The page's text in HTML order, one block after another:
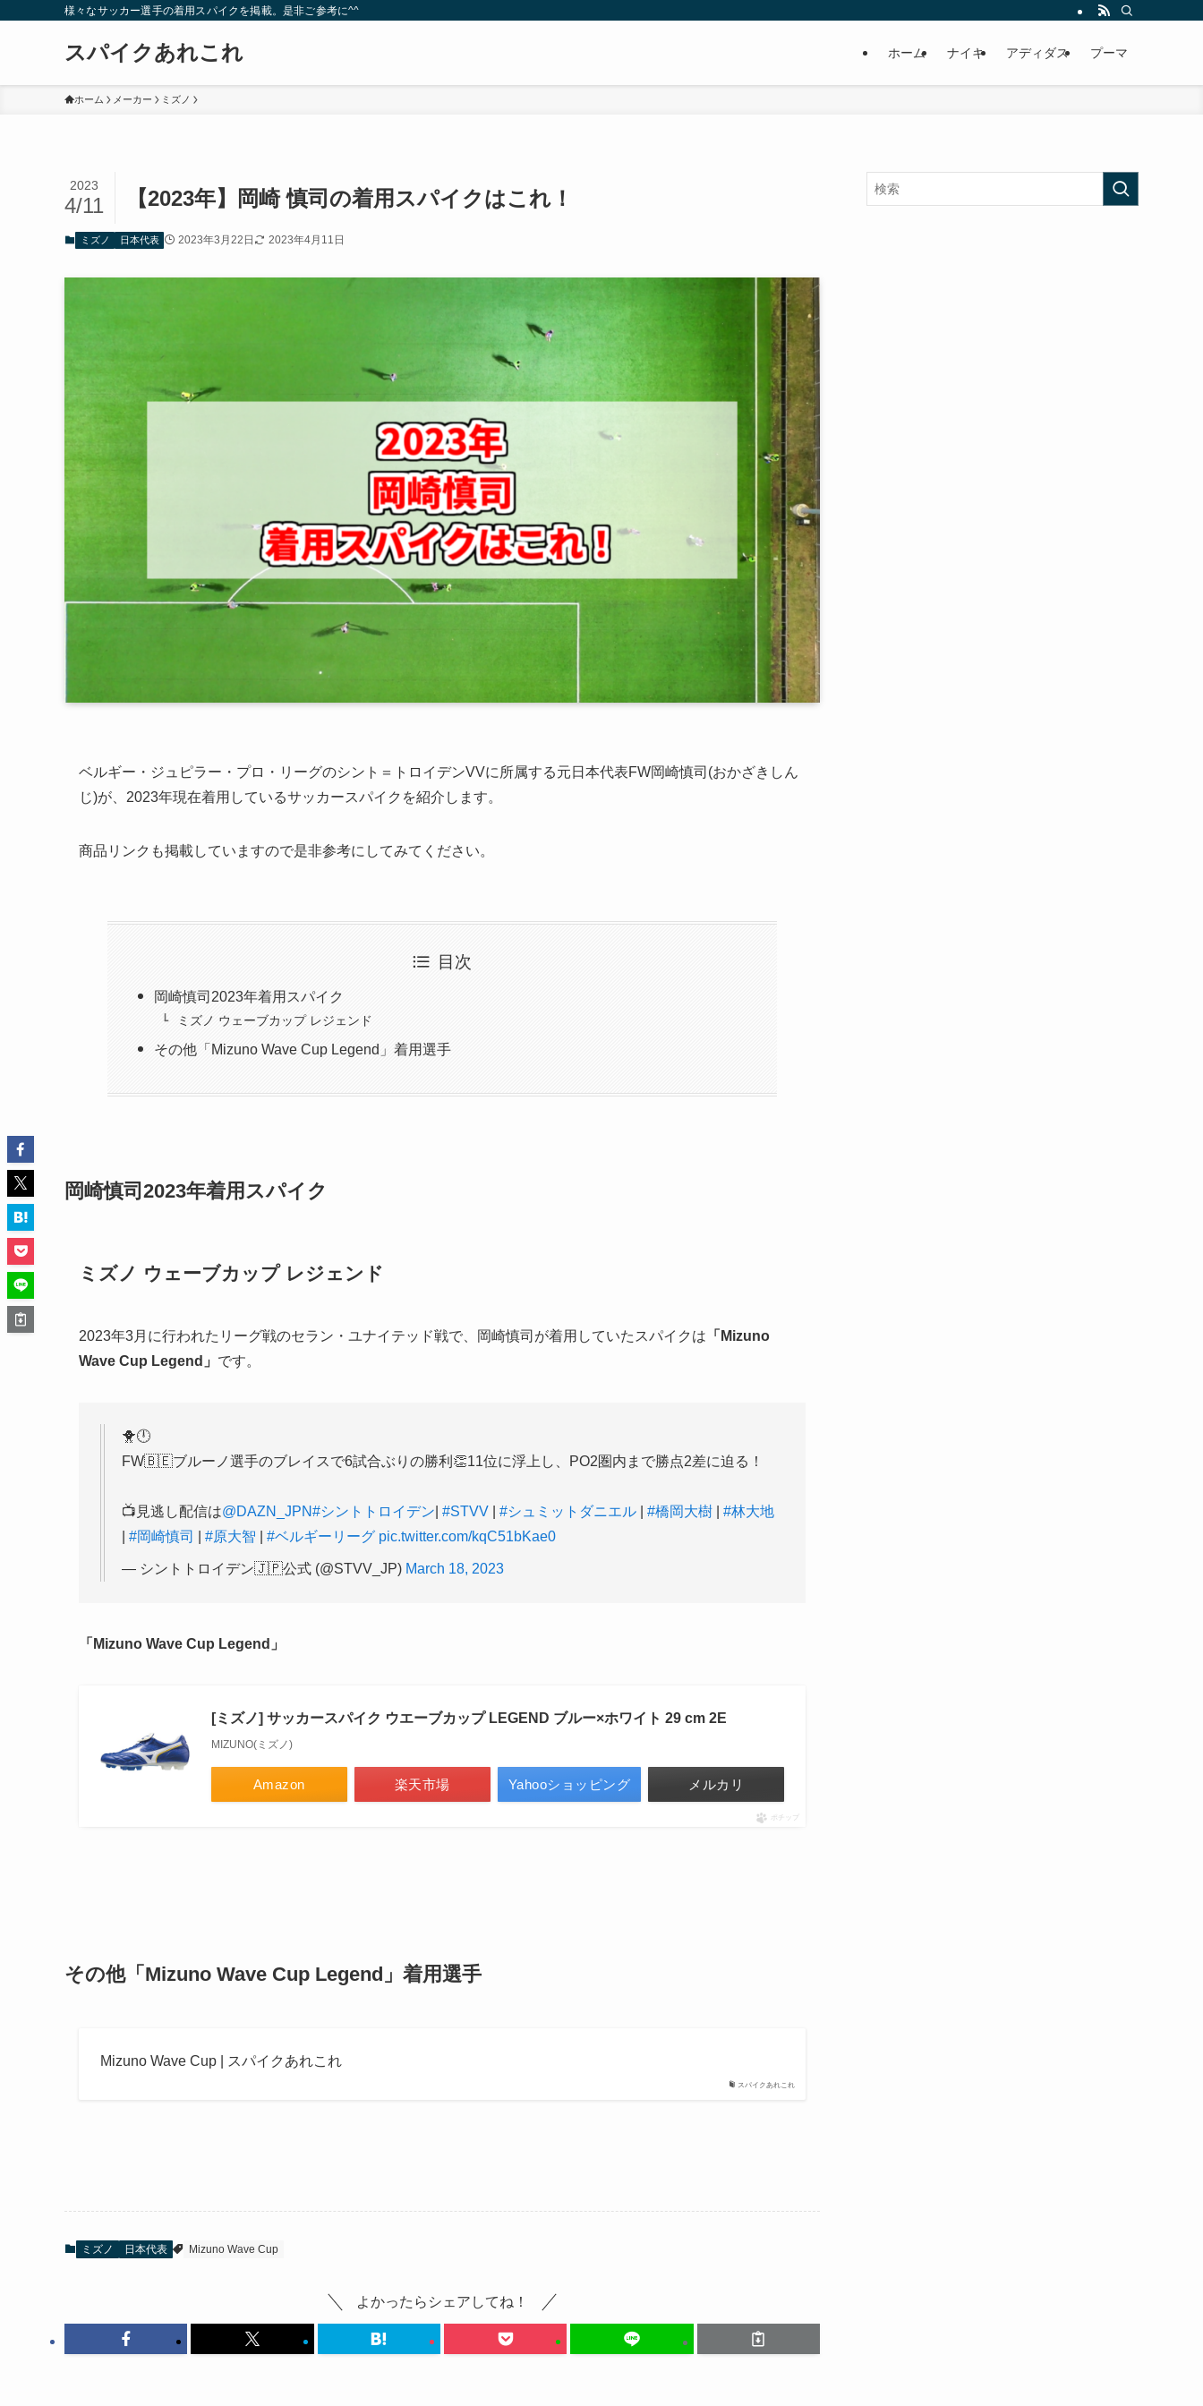
様々なサッカー選手の着用スパイクを掲載。是非ご参考に^^
スパイクあれこれ ホーム ナイキ アディダス プーマ
ホーム メーカー ミズノ
【2023年】岡崎 慎司の着用スパイクはこれ！
2023
4/11
ミズノ 日本代表 2023年3月22日 2023年4月11日
ベルギー・ジュピラー・プロ・リーグのシント＝トロイデンVVに所属する元日本代表FW岡崎慎司(おかざきしん
じ)が、2023年現在着用しているサッカースパイクを紹介します。
商品リンクも掲載していますので是非参考にしてみてください。
目次
岡崎慎司2023年着用スパイク
ミズノ ウェーブカップ レジェンド
その他「Mizuno Wave Cup Legend」着用選手
岡崎慎司2023年着用スパイク
ミズノ ウェーブカップ レジェンド
2023年3月に行われたリーグ戦のセラン・ユナイテッド戦で、岡崎慎司が着用していたスパイクは 「Mizuno
Wave Cup Legend」 です。
🐥🕛
FW🇧🇪ブルーノ選手のブレイスで6試合ぶりの勝利👏11位に浮上し、PO2圏内まで勝点2差に迫る！
📺見逃し配信は@DAZN_JPN#シントトロイデン #STVV #シュミットダニエル #橋岡大樹
#林大地
#岡崎慎司 #原大智 #ベルギーリーグ pic.twitter.com/kqC51bKae0
— シントトロイデン🇯🇵公式 (@STVV_JP) March 18, 2023
「Mizuno Wave Cup Legend」
[ミズノ] サッカースパイク ウエーブカップ LEGEND ブルー×ホワイト 29 cm 2E
MIZUNO(ミズノ)
Amazon 楽天市場 Yahooショッピング メルカリ
ポチップ
その他「Mizuno Wave Cup Legend」 着用選手
スパイクあれこれ
Mizuno Wave Cup | スパイクあれこれ
ミズノ 日本代表 Mizuno Wave Cup
よかったらシェアしてね！